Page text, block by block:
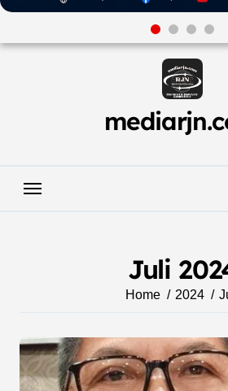
Skip
Juli
Home 2024